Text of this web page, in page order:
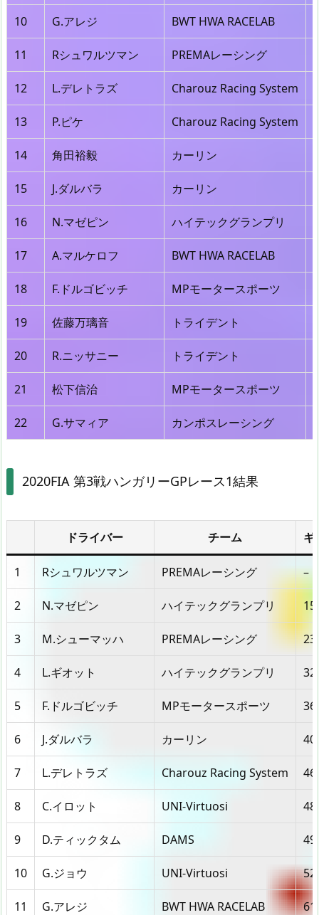
10 G.アレジ BWT HWA RACELAB
11 Rシュワルツマン PREMAレーシング
12 L.デレトラズ Charouz Racing System
13 P.ピケ Charouz Racing System
14 角田裕毅 カーリン
15 J.ダルバラ カーリン
16 N.マゼピン ハイテックグランプリ
17 A.マルケロフ BWT HWA RACELAB
18 F.ドルゴビッチ MPモータースポーツ
19 佐藤万璃音 トライデント
20 R.ニッサニー トライデント
21 松下信治 MPモータースポーツ
22 G.サマィア カンポスレーシング
2020FIA 第3戦ハンガリーGPレース1結果
ドライバー チーム ギ
1 Rシュワルツマン PREMAレーシング –
2 N.マゼピン ハイテックグランプリ
3 M.シューマッハ PREMAレーシング
4 L.ギオット ハイテックグランプリ
5 F.ドルゴビッチ MPモータースポーツ
6 J.ダルバラ カーリン
7 L.デレトラズ Charouz Racing System
8 C.イロット UNI-Virtuosi
9 D.ティックタム DAMS
10 G.ジョウ UNI-Virtuosi
11 G.アレジ BWT HWA RACELAB